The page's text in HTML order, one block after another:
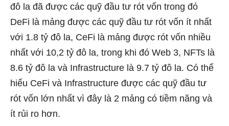
đô la đã được các quỹ đầu tư rót vốn trong đó
DeFi là mảng được các quỹ đầu tư rót vốn ít nhất
với 1.8 tỷ đô la, CeFi là mảng được rót vốn nhiều
nhất với 10,2 tỷ đô la, trong khi đó Web 3, NFTs là
8.6 tỷ đô la và Infrastructure là 9.7 tỷ đô la. Có thể
hiểu CeFi và Infrastructure được các quỹ đầu tư
rót vốn lớn nhất vì đây là 2 mảng có tiềm năng và
ít rủi ro hơn.